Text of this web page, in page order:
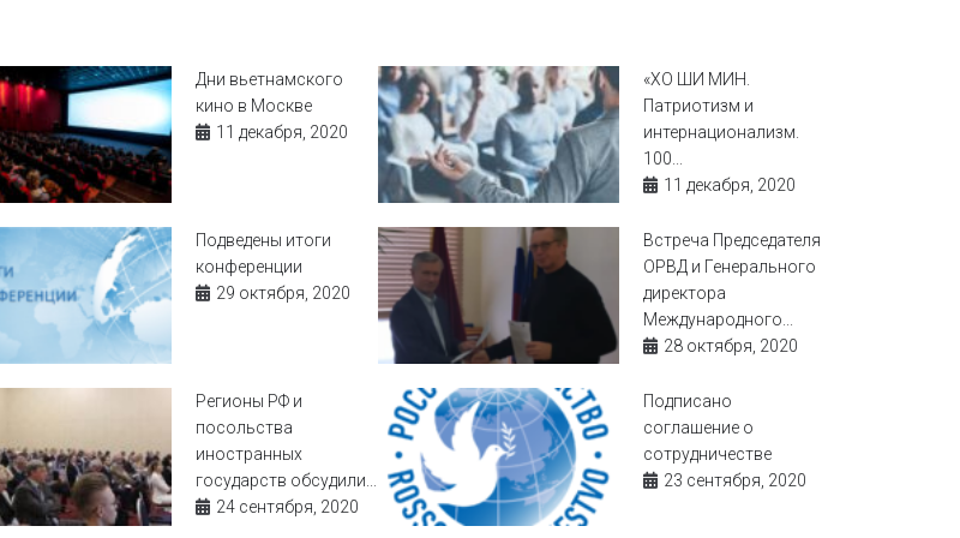
Дни вьетнамского
кино в Москве
11 декабря, 2020
«ХО ШИ МИН.
Патриотизм и
интернационализм.
100...
11 декабря, 2020
Подведены итоги
конференции
29 октября, 2020
Встреча Председателя
ОРВД и Генерального
директора
Международного...
28 октября, 2020
Регионы РФ и
посольства
иностранных
государств обсудили...
24 сентября, 2020
Подписано
соглашение о
сотрудничестве
23 сентября, 2020